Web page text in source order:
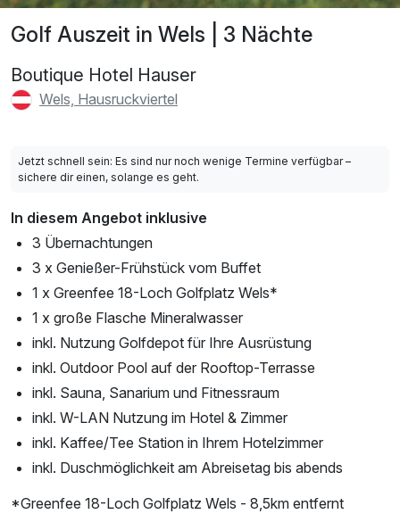
Golf Auszeit in Wels | 3 Nächte
Boutique Hotel Hauser
Wels, Hausruckviertel
Jetzt schnell sein: Es sind nur noch wenige Termine verfügbar –
sichere dir einen, solange es geht.
In diesem Angebot inklusive
3 Übernachtungen
3 x Genießer-Frühstück vom Buffet
1 x Greenfee 18-Loch Golfplatz Wels*
1 x große Flasche Mineralwasser
inkl. Nutzung Golfdepot für Ihre Ausrüstung
inkl. Outdoor Pool auf der Rooftop-Terrasse
inkl. Sauna, Sanarium und Fitnessraum
inkl. W-LAN Nutzung im Hotel & Zimmer
inkl. Kaffee/Tee Station in Ihrem Hotelzimmer
inkl. Duschmöglichkeit am Abreisetag bis abends
*Greenfee 18-Loch Golfplatz Wels - 8,5km entfernt